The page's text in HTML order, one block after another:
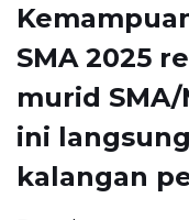
SMA 2025
murid
ini
kalangan